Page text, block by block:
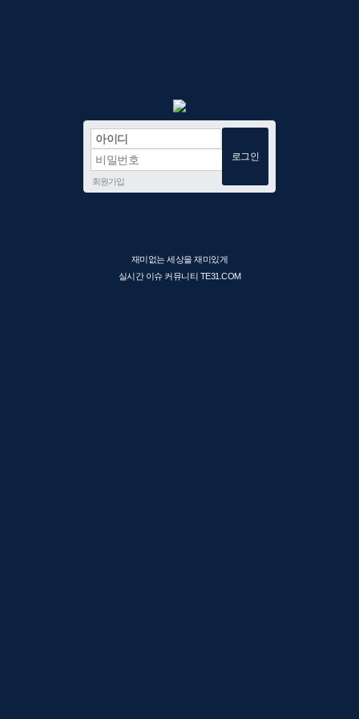
회원가입
재미없는 세상을 재미있게
실시간 이슈 커뮤니티 TE31.COM